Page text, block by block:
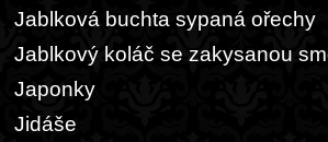
Jablková buchta sypaná ořechy
Jablkový koláč se zakysanou
Japonky
Jidáše